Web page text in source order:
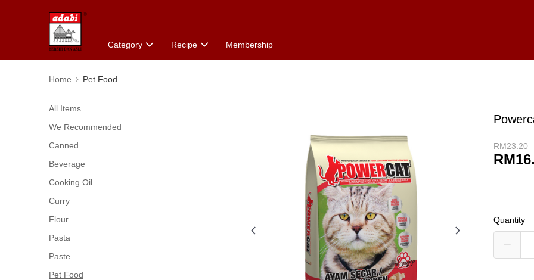
Category Recipe Membership
Home Pet Food
All Items
We Recommended
Canned
Beverage
Cooking Oil
Curry
Flour
Pasta
Paste
Pet Food
RM23.20
Quantity